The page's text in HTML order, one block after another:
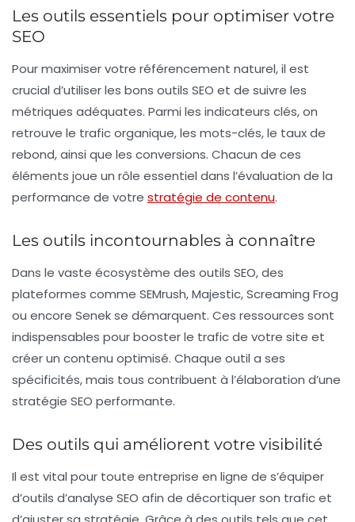
Les outils essentiels pour optimiser votre
SEO
Pour maximiser votre référencement naturel, il est
crucial d’utiliser les bons outils SEO et de suivre les
métriques adéquates. Parmi les indicateurs clés, on
retrouve le trafic organique, les mots-clés, le taux de
rebond, ainsi que les conversions. Chacun de ces
éléments joue un rôle essentiel dans l’évaluation de la
performance de votre stratégie de contenu.
Les outils incontournables à connaître
Dans le vaste écosystème des outils SEO, des
plateformes comme SEMrush,Majestic,Screaming Frog
ou encore Senekse démarquent. Ces ressources sont
indispensables pour booster le trafic de votre site et
créer un contenu optimisé. Chaque outil a ses
spécificités, mais tous contribuent à l’élaboration d’une
stratégie SEO performante.
Des outils qui améliorent votre visibilité
Il est vital pour toute entreprise en ligne de s’équiper
d’outils d’analyse SEO afin de décortiquer son traficet